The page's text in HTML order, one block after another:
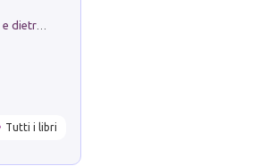
Tutti i libri